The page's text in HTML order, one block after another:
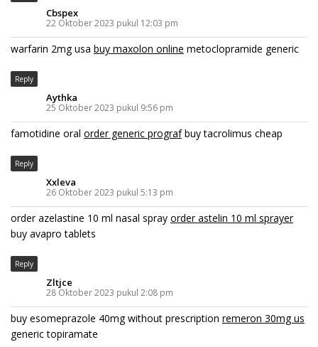
Cbspex
22 Oktober 2023 pukul 12:03 pm
warfarin 2mg usa buy maxolon online metoclopramide generic
Reply
Aythka
25 Oktober 2023 pukul 9:56 pm
famotidine oral order generic prografbuy tacrolimus cheap
Reply
Xxleva
26 Oktober 2023 pukul 5:13 pm
order azelastine 10 ml nasal spray order astelin 10 ml sprayer
buy avapro tablets
Reply
Zltjce
28 Oktober 2023 pukul 2:08 pm
buy esomeprazole 40mg without prescription remeron 30mg us
generic topiramate